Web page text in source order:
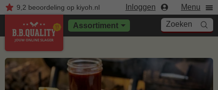
9,2 beoordelingop kiyoh.nl Inloggen Menu
Assortiment Zoeken